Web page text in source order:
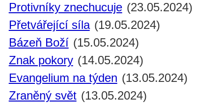
Protivníky znechucuje (23.05.2024)
Přetvářející síla (19.05.2024)
Bázeň Boží (15.05.2024)
Znak pokory (14.05.2024)
Evangelium na týden (13.05.2024)
Zraněný svět (13.05.2024)